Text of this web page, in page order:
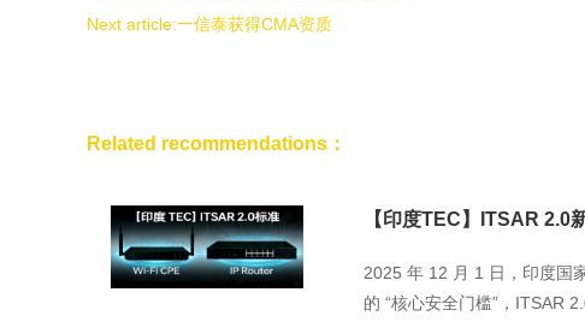
Next article:一信泰获得CMA资质
Related recommendations：
【印度TEC】ITSAR 2.0
2025 年 12 月 1 日，印度国
的 “核心安全门槛”，ITSAR